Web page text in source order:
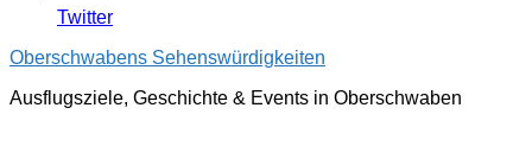
Twitter
Oberschwabens Sehenswürdigkeiten
Ausflugsziele, Geschichte & Events in Oberschwaben